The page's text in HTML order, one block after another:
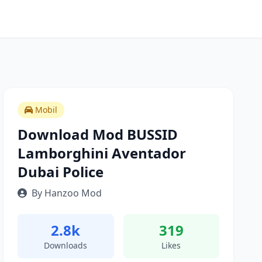
Mobil
Download Mod BUSSID
Lamborghini Aventador
Dubai Police
By Hanzoo Mod
2.8k
Downloads
319
Likes